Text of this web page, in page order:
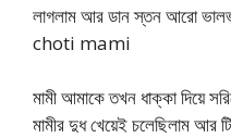
লাগলাম আর ডান স্তন আরো
choti mami
মামী আমাকে তখন ধাক্কা দিয়ে
মামীর দুধ খেয়েই চলেছিলাম আর